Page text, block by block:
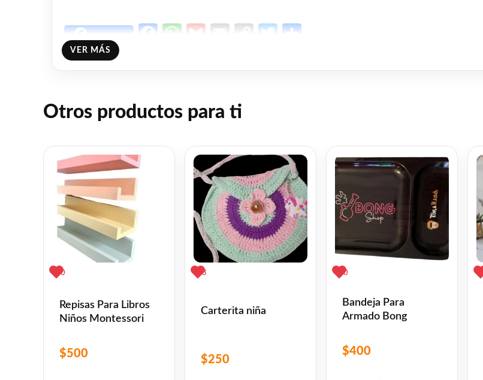
Share Facebook
WhatsApp
GmailEmailCopyTwitter
VER MÁS
Otros productos para ti
0
Repisas Para Libros
Niños Montessori
$500
3
Carterita niña
$250
0
Bandeja Para
Armado Bong
$400